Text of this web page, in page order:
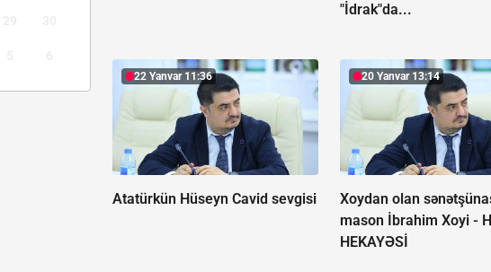
"İdrak"da...
22 Yanvar 11:36
Atatürkün Hüseyn Cavid sevgisi
20 Yanvar 13:14
Xoydan olan
mason İbrahim Xoyi -
HEKAYƏSİ